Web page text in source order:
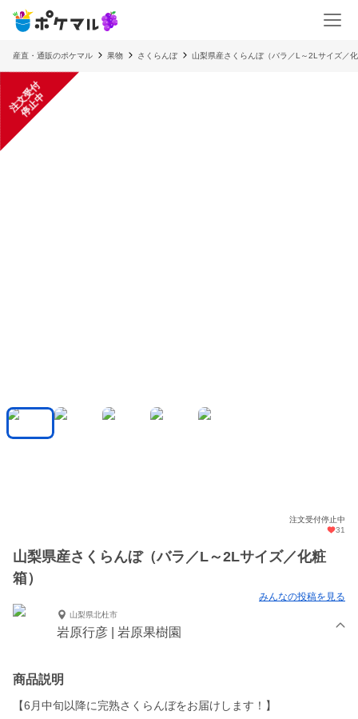
産直・通販のポケマル 果物 さくらんぼ 山梨県産さくらんぼ（バラ／L～2Lサイズ／
注
文
受
付
停
止
中
注文受付停止中
31
山梨県産さくらんぼ（バラ／L～2Lサイズ／化粧
箱）
みんなの投稿を見る
山梨県北杜市
岩原行彦 | 岩原果樹園
商品説明
【6月中旬以降に完熟さくらんぼをお届けします！】